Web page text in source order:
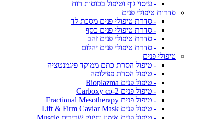
- עיסוי גוף וטיפול בכוסות רוח
סדרות טיפולי פנים
- סדרת טיפולי פנים מסכת לד
- סדרת טיפולי פנים כסף
- סדרת טיפולי פנים זהב
- סדרת טיפולי פנים יהלום
טיפולי פנים
- טיפול הסרת כתם ממוקד פיגמנטציה
- טיפול הסרת פפילומה
- טיפול פנים Bioplazma
- טיפול פנים Carboxy co-2
- טיפול פנים Fractional Mesotherapy
- טיפול פנים Lift & Firm Caviar Mask
- טיפול פנים אימון וחיזוק שרירים Muscle